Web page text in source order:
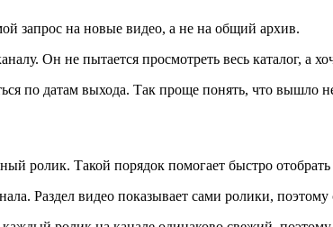
запрос на новые видео, а не на общий архив.
Он не пытается просмотреть весь каталог, а
по датам выхода. Так проще понять, что вышло
ролик. Такой порядок помогает быстро
Раздел видео показывает сами ролики,